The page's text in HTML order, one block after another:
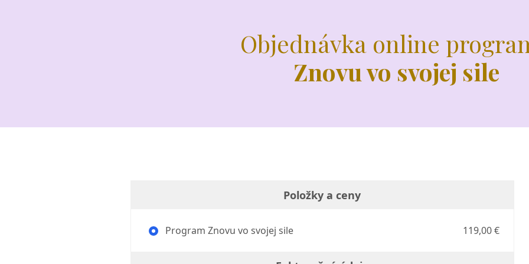
Objednávka online
Znovu vo svojej sile
Položky a ceny
Program Znovu vo svojej sile 119,00 €